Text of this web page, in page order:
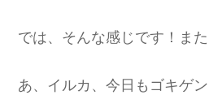
では、そんな感じです！また
あ、イルカ、今日もゴキゲ